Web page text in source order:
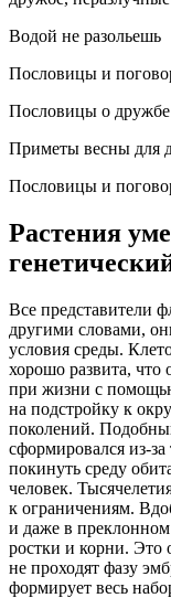
Водой не разольешь
Пословицы и
Пословицы о
Приметы весны для
Пословицы и
Растения
Все представители
другими словами,
условия среды.
хорошо развита,
при жизни с
на подстройку к
поколений.
сформировался из-
покинуть среду
человек.
к ограничениям.
и даже в
ростки и корни. Это
не проходят фазу
формирует весь